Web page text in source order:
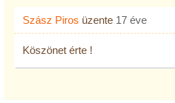
Szász Piros üzente 17 éve
Köszönet érte !